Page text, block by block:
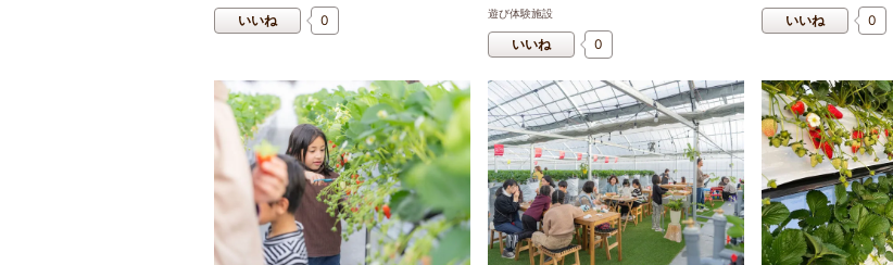
いいね 0 遊び体験施設
いいね 0
いいね 0